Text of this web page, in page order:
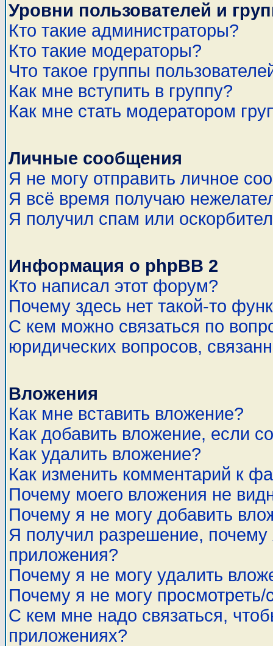
Уровни пользователей и
Кто такие администраторы?
Кто такие модераторы?
Что такое группы
Как мне вступить в группу?
Как мне стать модератором
Личные сообщения
Я не могу отправить личное
Я всё время получаю
Я получил спам или
Информация о phpBB 2
Кто написал этот форум?
Почему здесь нет такой-то
С кем можно связаться по
юридических вопросов,
Вложения
Как мне вставить вложение?
Как добавить вложение, если
Как удалить вложение?
Как изменить комментарий к
Почему моего вложения не
Почему я не могу добавить
Я получил разрешение,
приложения?
Почему я не могу удалить
Почему я не могу просмотреть/
С кем мне надо связаться,
приложениях?